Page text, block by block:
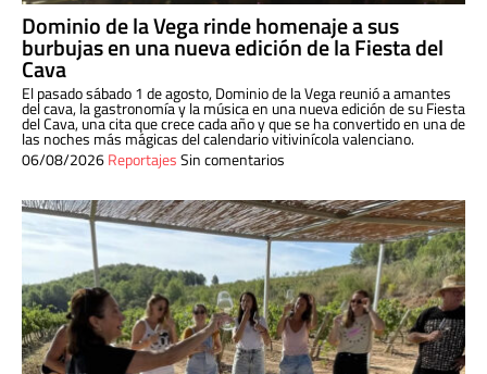
Dominio de la Vega rinde homenaje a sus
burbujas en una nueva edición de la Fiesta del
Cava
El pasado sábado 1 de agosto, Dominio de la Vega reunió a amantes
del cava, la gastronomía y la música en una nueva edición de su Fiesta
del Cava, una cita que crece cada año y que se ha convertido en una de
las noches más mágicas del calendario vitivinícola valenciano.
06/08/2026ReportajesSin comentarios